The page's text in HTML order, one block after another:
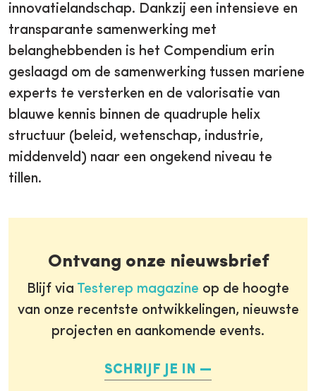
innovatielandschap. Dankzij een intensieve en
transparante samenwerking met
belanghebbenden is het Compendium erin
geslaagd om de samenwerking tussen mariene
experts te versterken en de valorisatie van
blauwe kennis binnen de quadruple helix
structuur (beleid, wetenschap, industrie,
middenveld) naar een ongekend niveau te
tillen.
Ontvang onze nieuwsbrief
Blijf via Testerep magazine op de hoogte
van onze recentste ontwikkelingen, nieuwste
projecten en aankomende events.
SCHRIJF JE IN